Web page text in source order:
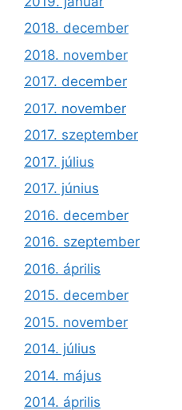
2018. december
2018. november
2017. december
2017. november
2017. szeptember
2017. július
2017. június
2016. december
2016. szeptember
2016. április
2015. december
2015. november
2014. július
2014. május
2014. április